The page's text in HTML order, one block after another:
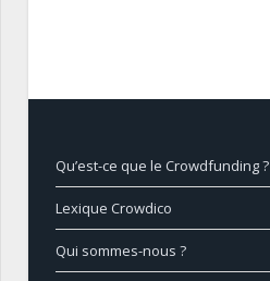
Qu’est-ce que le Crowdfunding ?
Lexique Crowdico
Qui sommes-nous ?